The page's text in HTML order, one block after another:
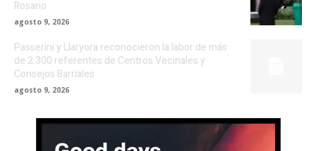
Rosario
agosto 9, 2026
Passerini y Llaryora reconocieron la labor de más
de 2.300 referentes de Centros Vecinales y
Consejos Barriales
agosto 9, 2026